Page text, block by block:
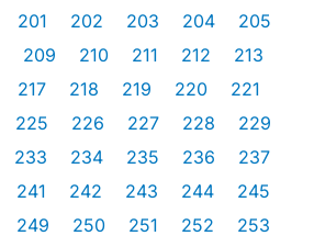
201 202 203 204
205
209 210 211 212
213
217 218 219 220
221
225 226 227 228
229
233 234 235 236
237
241 242 243 244
245
249 250 251 252
253